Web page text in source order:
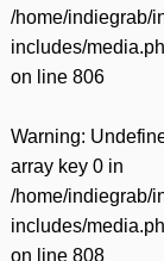
/home/indiegrab/
includes/
on line 806
Warning:
array key 0 in
/home/indiegrab/
includes/
on line 808